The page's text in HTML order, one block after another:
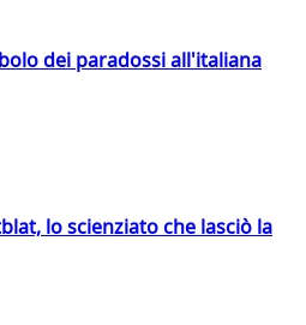
dei paradossi all'italiana
lo scienziato che lasciò la